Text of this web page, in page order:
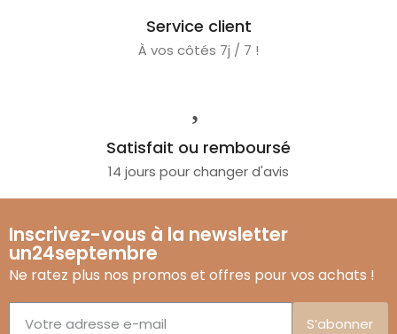
Service client
À vos côtés 7j / 7 !
Satisfait ou remboursé
14 jours pour changer d'avis
Inscrivez-vous à la newsletter
un24septembre
Ne ratez plus nos promos et offres pour vos achats !
S’abonner